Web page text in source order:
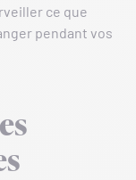
ce que
pendant vos